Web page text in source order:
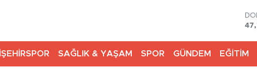
SAĞLIK & YAŞAM SPOR GÜNDEM EĞİTİM